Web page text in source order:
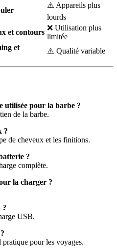
⚠️ Appareils plus
lourds
et contours
❌ Utilisation plus
limitée
et
⚠️ Qualité variable
utilisée pour la barbe ?
de la barbe.
?
de cheveux et les finitions.
?
complète.
la charger ?
?
USB.
pour les voyages.